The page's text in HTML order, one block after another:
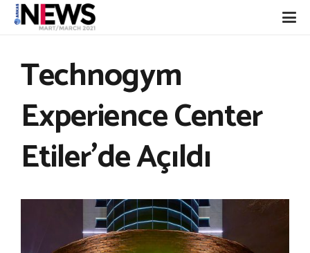
Technogym
Experience Center
Etiler’de Açıldı